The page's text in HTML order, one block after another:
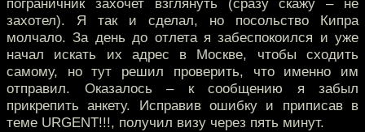
пограничник захочет взглянуть (сразу скажу – не
захотел). Я так и сделал, но посольство Кипра
молчало. За день до отлета я забеспокоился и уже
начал искать их адрес в Москве, чтобы сходить
самому, но тут решил проверить, что именно им
отправил. Оказалось – к сообщению я забыл
прикрепить анкету. Исправив ошибку и приписав в
теме URGENT!!!, получил визу через пять минут.